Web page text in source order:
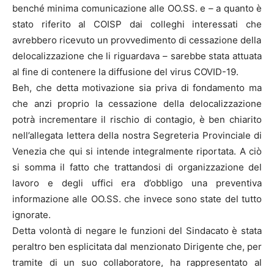
benché minima comunicazione alle OO.SS. e – a quanto è
stato riferito al COISP dai colleghi interessati che
avrebbero ricevuto un provvedimento di cessazione della
delocalizzazione che li riguardava – sarebbe stata attuata
al fine di contenere la diffusione del virus COVID-19.
Beh, che detta motivazione sia priva di fondamento ma
che anzi proprio la cessazione della delocalizzazione
potrà incrementare il rischio di contagio, è ben chiarito
nell’allegata lettera della nostra Segreteria Provinciale di
Venezia che qui si intende integralmente riportata. A ciò
si somma il fatto che trattandosi di organizzazione del
lavoro e degli uffici era d’obbligo una preventiva
informazione alle OO.SS. che invece sono state del tutto
ignorate.
Detta volontà di negare le funzioni del Sindacato è stata
peraltro ben esplicitata dal menzionato Dirigente che, per
tramite di un suo collaboratore, ha rappresentato al